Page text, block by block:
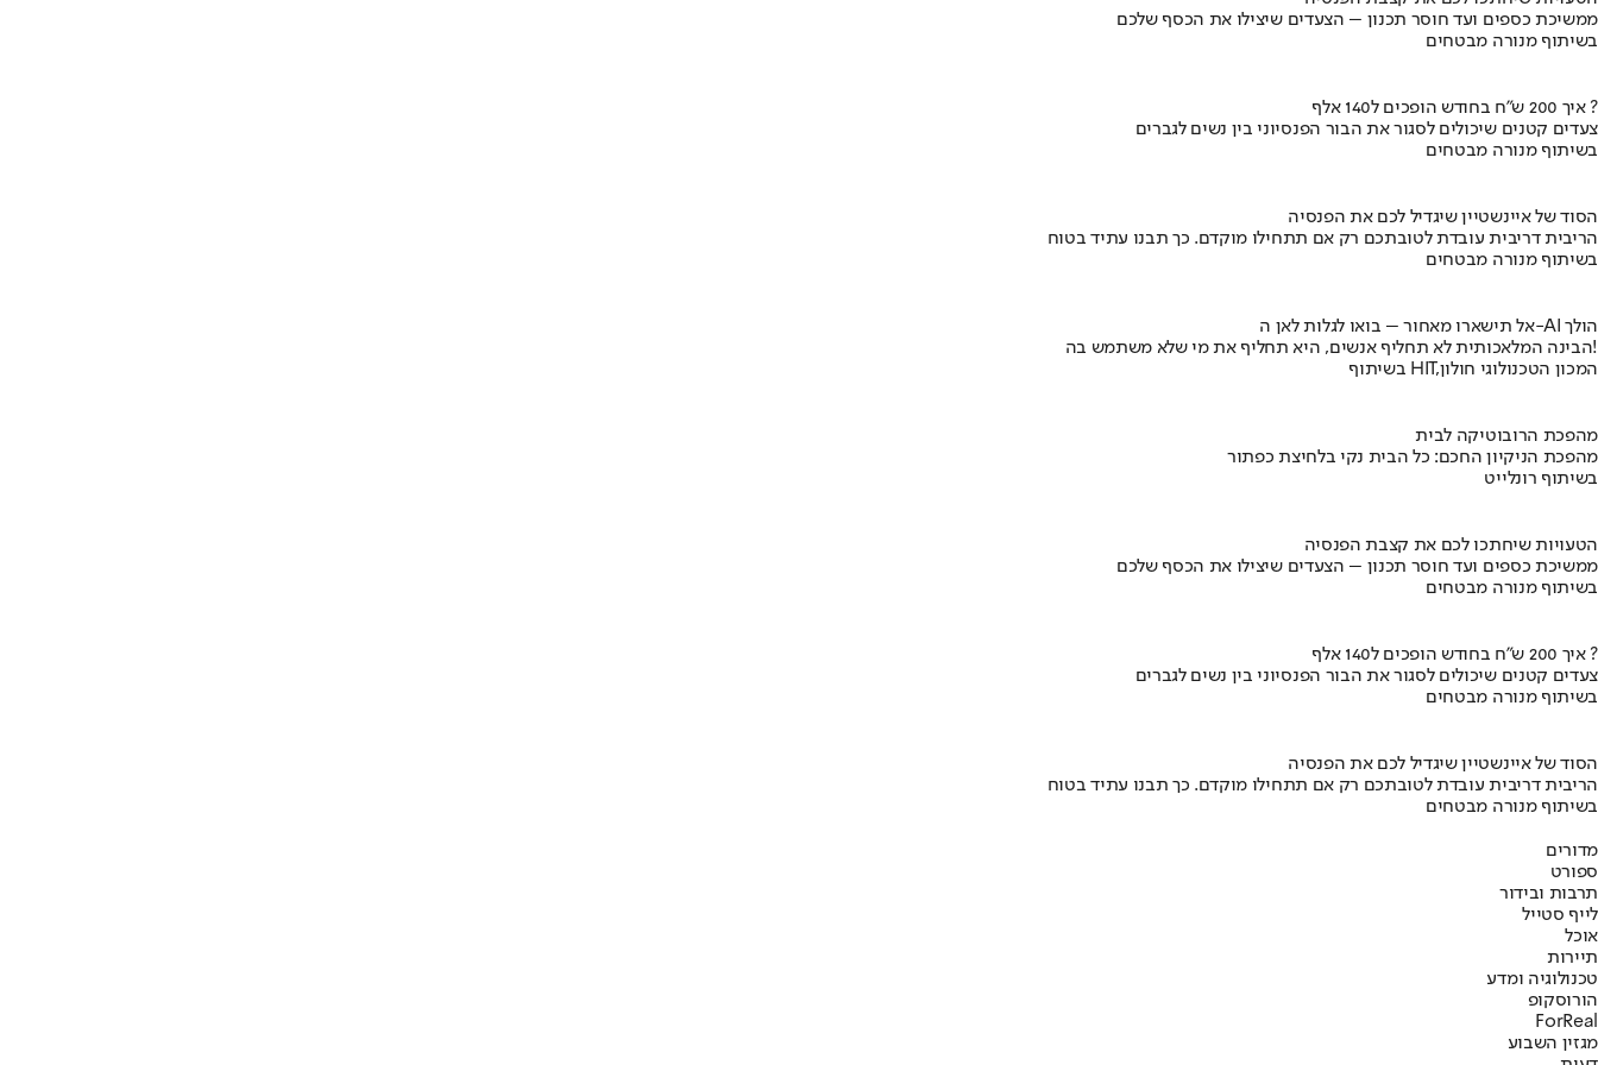
ממשיכת כספים ועד חוסר תכנון – הצעדים שיצילו את הכסף שלכם
בשיתוף מנורה מבטחים
איך 200 ש"ח בחודש הופכים ל140 אלף ?
צעדים קטנים שיכולים לסגור את הבור הפנסיוני בין נשים לגברים
בשיתוף מנורה מבטחים
הסוד של איינשטיין שיגדיל לכם את הפנסיה
הריבית דריבית עובדת לטובתכם רק אם תתחילו מוקדם. כך תבנו עתיד בטוח
בשיתוף מנורה מבטחים
אל תישארו מאחור – בואו לגלות לאן ה-AI הולך
הבינה המלאכותית לא תחליף אנשים, היא תחליף את מי שלא משתמש בה!
בשיתוף HIT,המכון הטכנולוגי חולון
מהפכת הרובוטיקה לבית
מהפכת הניקיון החכם: כל הבית נקי בלחיצת כפתור
בשיתוף רונלייט
הטעויות שיחתכו לכם את קצבת הפנסיה
ממשיכת כספים ועד חוסר תכנון – הצעדים שיצילו את הכסף שלכם
בשיתוף מנורה מבטחים
איך 200 ש"ח בחודש הופכים ל140 אלף ?
צעדים קטנים שיכולים לסגור את הבור הפנסיוני בין נשים לגברים
בשיתוף מנורה מבטחים
הסוד של איינשטיין שיגדיל לכם את הפנסיה
הריבית דריבית עובדת לטובתכם רק אם תתחילו מוקדם. כך תבנו עתיד בטוח
בשיתוף מנורה מבטחים
מדורים
ספורט
תרבות ובידור
לייף סטייל
אוכל
תיירות
טכנולוגיה ומדע
הורוסקופ
ForReal
מגזין השבוע